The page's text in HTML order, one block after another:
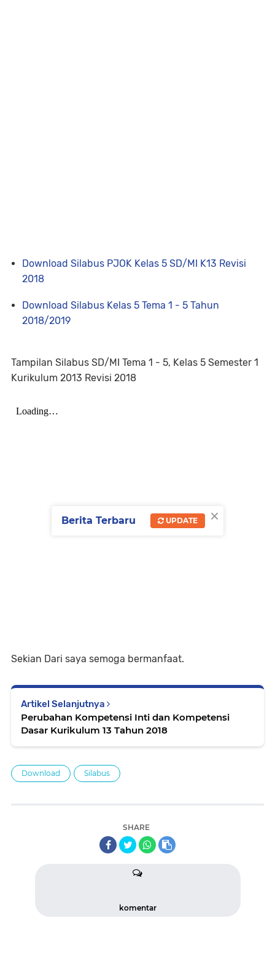
Download Silabus PJOK Kelas 5 SD/MI K13 Revisi
2018
Download Silabus Kelas 5 Tema 1 - 5 Tahun
2018/2019
Tampilan Silabus SD/MI Tema 1 - 5, Kelas 5 Semester 1
Kurikulum 2013 Revisi 2018
Sekian Dari saya semoga bermanfaat.
Artikel Selanjutnya
Perubahan Kompetensi Inti dan Kompetensi
Dasar Kurikulum 13 Tahun 2018
Download Silabus
SHARE
komentar
×
Berita Terbaru UPDATE